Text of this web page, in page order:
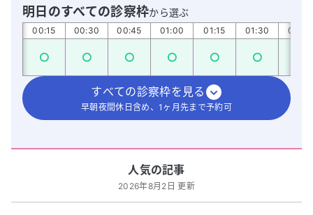
明日のすべての診察枠から選ぶ
00:15 00:30 00:45 01:00 01:15 01:30 01:45
すべての診察枠を見る
早朝夜間休日含め、1ヶ月先まで予約可
人気の記事
2026年8月2日 更新